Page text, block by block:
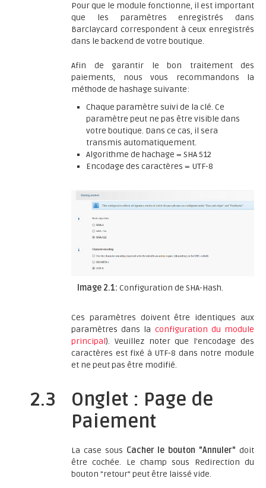
Pour que le module fonctionne, il est important
que les paramètres enregistrés dans
Barclaycard correspondent à ceux enregistrés
dans le backend de votre boutique.
Afin de garantir le bon traitement des
paiements, nous vous recommandons la
méthode de hashage suivante:
Chaque paramètre suivi de la clé. Ce
paramètre peut ne pas être visible dans
votre boutique. Dans ce cas, il sera
transmis automatiquement.
Algorithme de hachage = SHA 512
Encodage des caractères = UTF-8
Image 2.1: Configuration de SHA-Hash.
Ces paramètres doivent être identiques aux
paramètres dans la configuration du module
principal). Veuillez noter que l'encodage des
caractères est fixé à UTF-8 dans notre module
et ne peut pas être modifié.
2.3
Onglet : Page de
Paiement
La case sous Cacher le bouton "Annuler" doit
être cochée. Le champ sous Redirection du
bouton "retour" peut être laissé vide.